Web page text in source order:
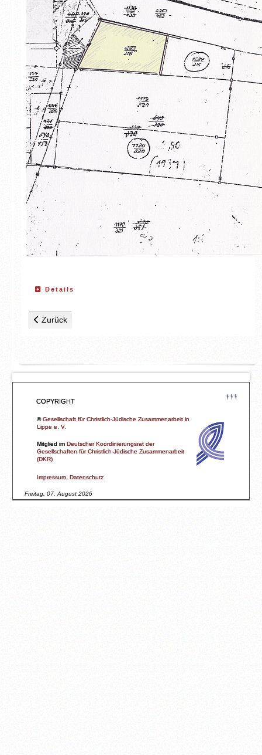
↑↑↑
COPYRIGHT
©Gesellschaft für Christlich-Jüdische Zusammenarbeit in
Lippe e. V.
Mitglied imDeutscher Koordinierungsrat der
Gesellschaften für Christlich-Jüdische Zusammenarbeit
(DKR)
Impressum, Datenschutz
Freitag, 07. August 2026
Details
Vorheriger Beitrag: Karte 4: 1945
Zurück